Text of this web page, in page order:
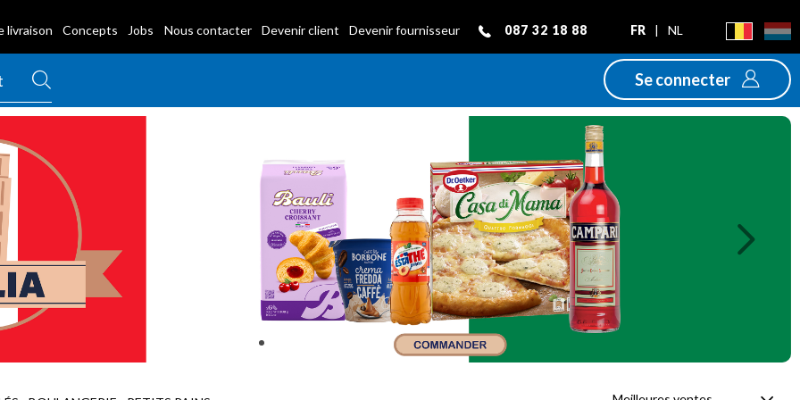
livraison Concepts Jobs Nous contacter Devenir client Devenir fournisseur 087 32 18 88 FR | NL
Se connecter